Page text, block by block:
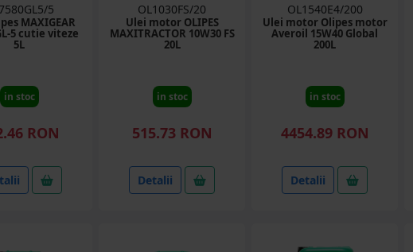
5
MAXIGEAR
5 cutie viteze
5L
in stoc
RON
OL1030FS/20
Ulei motor OLIPES
MAXITRACTOR 10W30 FS
20L
in stoc
515.73 RON
Detalii
OL1540E4/200
Ulei motor Olipes motor
Averoil 15W40 Global
200L
in stoc
4454.89 RON
Detalii